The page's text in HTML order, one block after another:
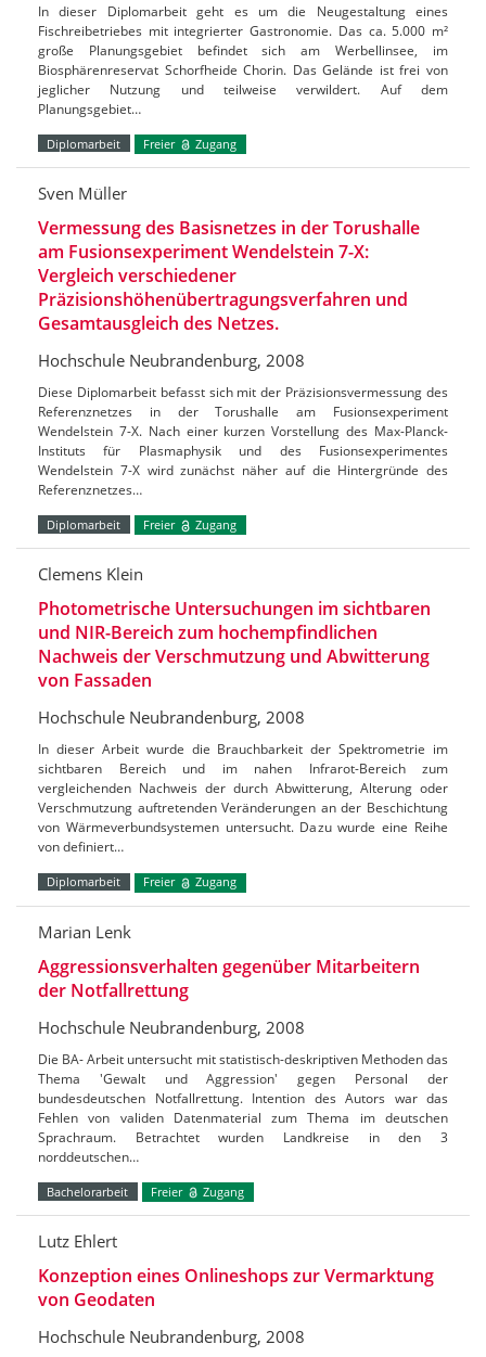
In dieser Diplomarbeit geht es um die Neugestaltung eines
Fischreibetriebes mit integrierter Gastronomie. Das ca. 5.000 m²
große Planungsgebiet befindet sich am Werbellinsee, im
Biosphärenreservat Schorfheide Chorin. Das Gelände ist frei von
jeglicher Nutzung und teilweise verwildert. Auf dem
Planungsgebiet…
Diplomarbeit Freier Zugang
Sven Müller
Vermessung des Basisnetzes in der Torushalle
am Fusionsexperiment Wendelstein 7-X:
Vergleich verschiedener
Präzisionshöhenübertragungsverfahren und
Gesamtausgleich des Netzes.
Hochschule Neubrandenburg, 2008
Diese Diplomarbeit befasst sich mit der Präzisionsvermessung des
Referenznetzes in der Torushalle am Fusionsexperiment
Wendelstein 7-X. Nach einer kurzen Vorstellung des Max-Planck-
Instituts für Plasmaphysik und des Fusionsexperimentes
Wendelstein 7-X wird zunächst näher auf die Hintergründe des
Referenznetzes…
Diplomarbeit Freier Zugang
Clemens Klein
Photometrische Untersuchungen im sichtbaren
und NIR-Bereich zum hochempfindlichen
Nachweis der Verschmutzung und Abwitterung
von Fassaden
Hochschule Neubrandenburg, 2008
In dieser Arbeit wurde die Brauchbarkeit der Spektrometrie im
sichtbaren Bereich und im nahen Infrarot-Bereich zum
vergleichenden Nachweis der durch Abwitterung, Alterung oder
Verschmutzung auftretenden Veränderungen an der Beschichtung
von Wärmeverbundsystemen untersucht. Dazu wurde eine Reihe
von definiert…
Diplomarbeit Freier Zugang
Marian Lenk
Aggressionsverhalten gegenüber Mitarbeitern
der Notfallrettung
Hochschule Neubrandenburg, 2008
Die BA- Arbeit untersucht mit statistisch-deskriptiven Methoden das
Thema 'Gewalt und Aggression' gegen Personal der
bundesdeutschen Notfallrettung. Intention des Autors war das
Fehlen von validen Datenmaterial zum Thema im deutschen
Sprachraum. Betrachtet wurden Landkreise in den 3
norddeutschen…
Bachelorarbeit Freier Zugang
Lutz Ehlert
Konzeption eines Onlineshops zur Vermarktung
von Geodaten
Hochschule Neubrandenburg, 2008